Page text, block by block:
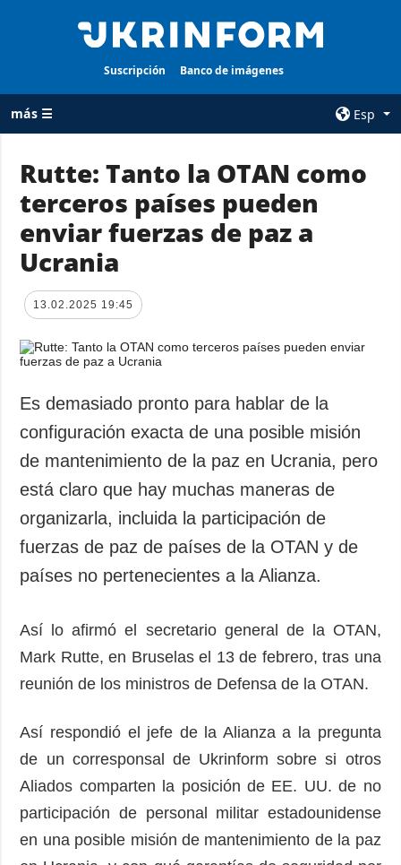
Suscripción Banco de imágenes
más ☰
Esp
TODAS LAS
CATEGORÍAS
Guerra
Reconstrucción
de Ucrania
Política
Economía
Sociedad y
Cultura
Deportes
Crimen
Desastres y
emergencias
AGENCIA
sobre la agencia
protección de
ADICIONAL
Publicaciones
Entrevistas
Fotos
Releases
SERVICIOS
Banco de
imágenes
Rutte: Tanto la OTAN como
terceros países pueden
enviar fuerzas de paz a
Ucrania
13.02.2025 19:45
Es demasiado pronto para hablar de la
configuración exacta de una posible misión
de mantenimiento de la paz en Ucrania, pero
está claro que hay muchas maneras de
organizarla, incluida la participación de
fuerzas de paz de países de la OTAN y de
países no pertenecientes a la Alianza.
Así lo afirmó el secretario general de la OTAN,
Mark Rutte, en Bruselas el 13 de febrero, tras una
reunión de los ministros de Defensa de la OTAN.
Así respondió el jefe de la Alianza a la pregunta
de un corresponsal de Ukrinform sobre si otros
Aliados comparten la posición de EE. UU. de no
participación de personal militar estadounidense
en una posible misión de mantenimiento de la paz